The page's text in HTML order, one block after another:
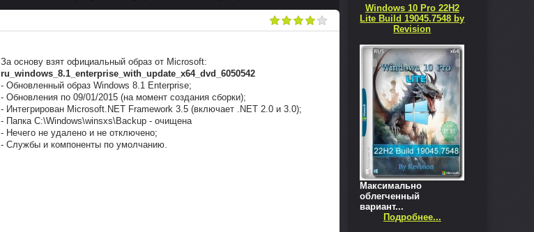
За основу взят официальный образ от Microsoft:
ru_windows_8.1_enterprise_with_update_x64_dvd_6050542
- Обновленный образ Windows 8.1 Enterprise;
- Обновления по 09/01/2015 (на момент создания сборки);
- Интегрирован Microsoft.NET Framework 3.5 (включает .NET 2.0 и 3.0);
- Папка C:\Windows\winsxs\Backup - очищена
- Нечего не удалено и не отключено;
- Службы и компоненты по умолчанию.
Windows 10 Pro 22H2
Lite Build 19045.7548 by
Revision
Максимально
облегченный
вариант...
Подробнее...